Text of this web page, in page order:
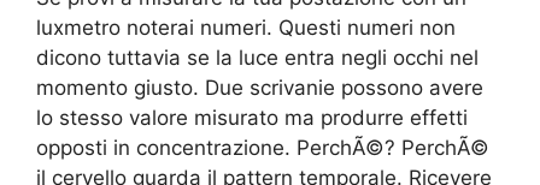
luxmetro noterai numeri. Questi numeri non
dicono tuttavia se la luce entra negli occhi nel
momento giusto. Due scrivanie possono avere
lo stesso valore misurato ma produrre effetti
opposti in concentrazione. PerchÃ©? PerchÃ©
il cervello guarda il pattern temporale. Ricevere